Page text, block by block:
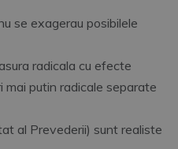
se exagerau posibilele
radicala cu efecte
putin radicale separate
al Prevederii) sunt realiste